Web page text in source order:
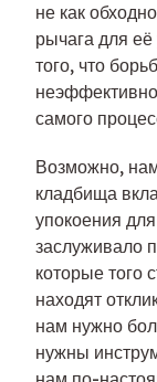
не как
рычага для её
того, что
самого
Возможно,
кладбища
упокоения
заслуживало
которые того
находят
нам нужно
нужны